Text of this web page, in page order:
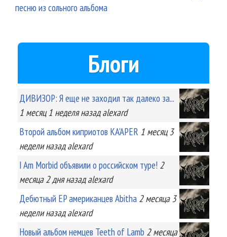
песню из сольного альбома
Блоги
ДИВИЗОР: Я еще не заходил так далеко за...
1 месяц 1 неделяназад alexard
Второй альбом киприотов KA'APER 1 месяц 3
неделиназад alexard
I Am Morbid объявили о российском туре! 2
месяца 2 дняназад alexard
Дебютный EP американцев Abitha 2 месяца 3
неделиназад alexard
Новый альбом немцев Teeth of Lamb 2 месяца